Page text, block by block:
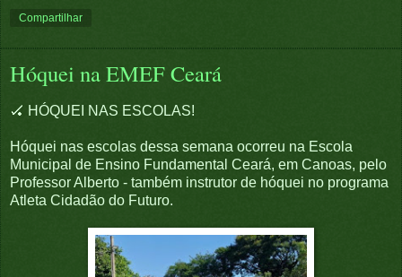
Compartilhar
Hóquei na EMEF Ceará
🏑 HÓQUEI NAS ESCOLAS!
Hóquei nas escolas dessa semana ocorreu na Escola
Municipal de Ensino Fundamental Ceará, em Canoas, pelo
Professor Alberto - também instrutor de hóquei no programa
Atleta Cidadão do Futuro.